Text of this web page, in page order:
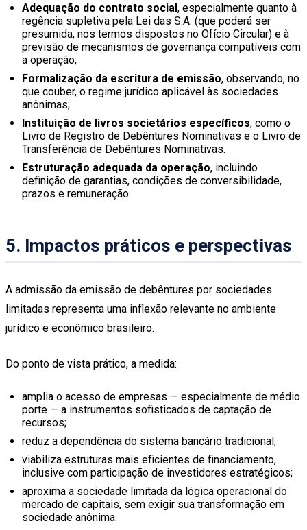
Adequação do contrato social, especialmente quanto à
regência supletiva pela Lei das S.A. (que poderá ser
presumida, nos termos dispostos no Ofício Circular) e à
previsão de mecanismos de governança compatíveis com
a operação;
Formalização da escritura de emissão, observando, no
que couber, o regime jurídico aplicável às sociedades
anônimas;
Instituição de livros societários específicos, como o
Livro de Registro de Debêntures Nominativas e o Livro de
Transferência de Debêntures Nominativas.
Estruturação adequada da operação, incluindo
definição de garantias, condições de conversibilidade,
prazos e remuneração.
5. Impactos práticos e perspectivas
A admissão da emissão de debêntures por sociedades
limitadas representa uma inflexão relevante no ambiente
jurídico e econômico brasileiro.
Do ponto de vista prático, a medida:
amplia o acesso de empresas — especialmente de médio
porte — a instrumentos sofisticados de captação de
recursos;
reduz a dependência do sistema bancário tradicional;
viabiliza estruturas mais eficientes de financiamento,
inclusive com participação de investidores estratégicos;
aproxima a sociedade limitada da lógica operacional do
mercado de capitais, sem exigir sua transformação em
sociedade anônima.